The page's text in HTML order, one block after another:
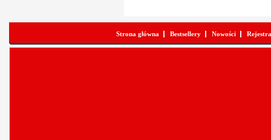
Strona główna Bestsellery Nowości